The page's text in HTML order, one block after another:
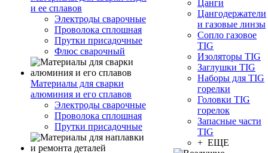
и ее сплавов
Электроды сварочные
Проволока сплошная
Прутки присадочные
Флюс сварочный
Материалы для сварки
алюминия и его сплавов
Электроды сварочные
Проволока сплошная
Прутки присадочные
Цанги
Цангодержатели
и газовые линзы
Сопло газовое
TIG
Изоляторы TIG
Заглушки TIG
Наборы для TIG
горелки
Головки TIG
горелок
Запасные части
TIG
+ ЕЩЕ